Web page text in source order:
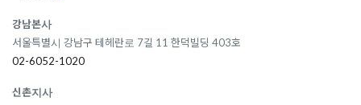
강남본사
서울특별시 강남구 테헤란로 7길 11 한덕빌딩 403호
02-6052-1020
신촌지사